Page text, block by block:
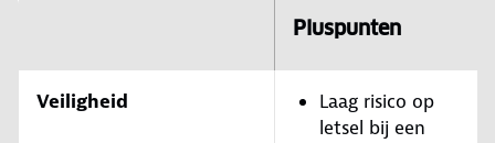
Pluspunten
Veiligheid
Laag risico op
letsel bij een